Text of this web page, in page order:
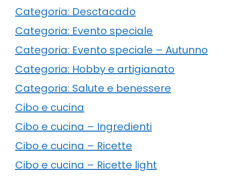
Categoria: Desctacado
Categoria: Evento speciale
Categoria: Evento speciale – Autunno
Categoria: Hobby e artigianato
Categoria: Salute e benessere
Cibo e cucina
Cibo e cucina – Ingredienti
Cibo e cucina – Ricette
Cibo e cucina – Ricette light